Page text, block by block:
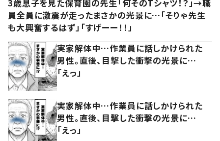
3歳息子を見た保育園の先生「何そのTシャツ！？」→職
員全員に激震が走ったまさかの光景に…「そりゃ先生
も大興奮するはず」「すげーー！！」
実家解体中…作業員に話しかけられた
男性。直後、目撃した衝撃の光景に…
「えっ」
実家解体中…作業員に話しかけられた
男性。直後、目撃した衝撃の光景に…
「えっ」